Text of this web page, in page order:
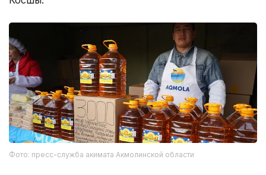
Фото: пресс-служба акимата Акмолинской области